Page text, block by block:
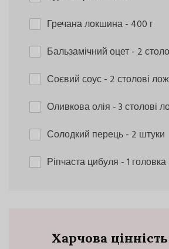
Гречана локшина- 400 г
Бальзамічний оцет- 2
Соєвий соус- 2 столові
Оливкова олія - 3 столові
Солодкий перець- 2 штуки
Ріпчаста цибуля - 1 головка
Харчова цінність